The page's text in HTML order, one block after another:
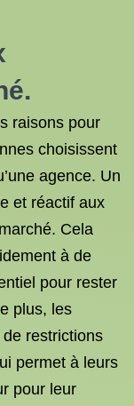
raisons pour
choisissent
agence. Un
et réactif aux
Cela
à de
pour rester
plus, les
restrictions
permet à leurs
pour leur